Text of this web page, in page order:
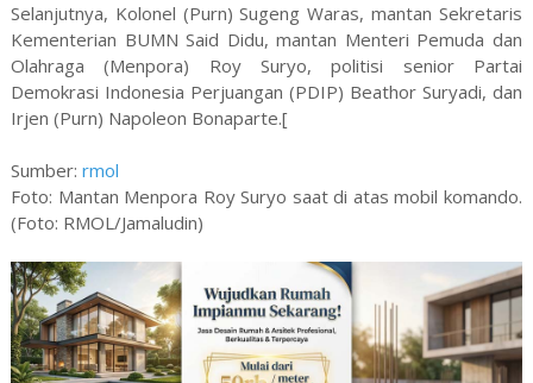
Selanjutnya, Kolonel (Purn) Sugeng Waras, mantan Sekretaris
Kementerian BUMN Said Didu, mantan Menteri Pemuda dan
Olahraga (Menpora) Roy Suryo, politisi senior Partai
Demokrasi Indonesia Perjuangan (PDIP) Beathor Suryadi, dan
Irjen (Purn) Napoleon Bonaparte.[
Sumber: rmol
Foto: Mantan Menpora Roy Suryo saat di atas mobil komando.
(Foto: RMOL/Jamaludin)